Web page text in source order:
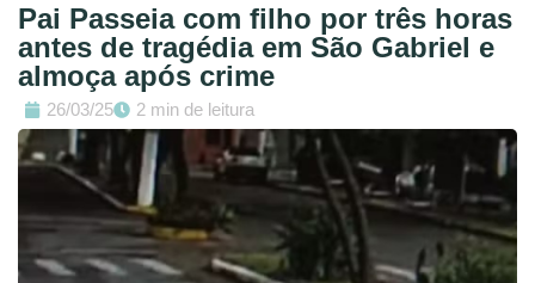
Pai Passeia com filho por três horas
antes de tragédia em São Gabriel e
almoça após crime
26/03/25 2 min de leitura